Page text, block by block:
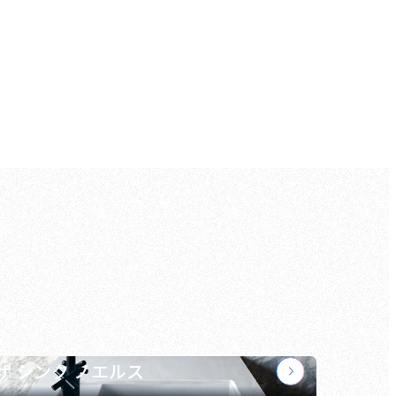
シンク ノエルス